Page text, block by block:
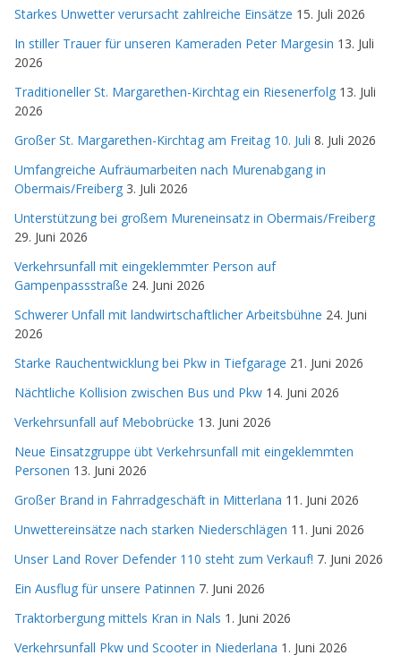
Starkes Unwetter verursacht zahlreiche Einsätze 15. Juli 2026
In stiller Trauer für unseren Kameraden Peter Margesin 13. Juli
2026
Traditioneller St. Margarethen-Kirchtag ein Riesenerfolg 13. Juli
2026
Großer St. Margarethen-Kirchtag am Freitag 10. Juli 8. Juli 2026
Umfangreiche Aufräumarbeiten nach Murenabgang in
Obermais/Freiberg 3. Juli 2026
Unterstützung bei großem Mureneinsatz in Obermais/Freiberg
29. Juni 2026
Verkehrsunfall mit eingeklemmter Person auf
Gampenpassstraße 24. Juni 2026
Schwerer Unfall mit landwirtschaftlicher Arbeitsbühne 24. Juni
2026
Starke Rauchentwicklung bei Pkw in Tiefgarage 21. Juni 2026
Nächtliche Kollision zwischen Bus und Pkw 14. Juni 2026
Verkehrsunfall auf Mebobrücke 13. Juni 2026
Neue Einsatzgruppe übt Verkehrsunfall mit eingeklemmten
Personen 13. Juni 2026
Großer Brand in Fahrradgeschäft in Mitterlana 11. Juni 2026
Unwettereinsätze nach starken Niederschlägen 11. Juni 2026
Unser Land Rover Defender 110 steht zum Verkauf! 7. Juni 2026
Ein Ausflug für unsere Patinnen 7. Juni 2026
Traktorbergung mittels Kran in Nals 1. Juni 2026
Verkehrsunfall Pkw und Scooter in Niederlana 1. Juni 2026